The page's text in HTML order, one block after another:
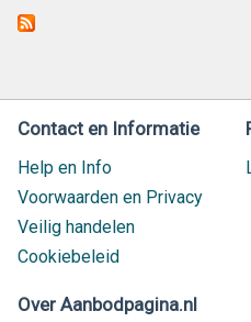
Contact en Informatie
Help en Info
Voorwaarden en Privacy
Veilig handelen
Cookiebeleid
Over Aanbodpagina.nl